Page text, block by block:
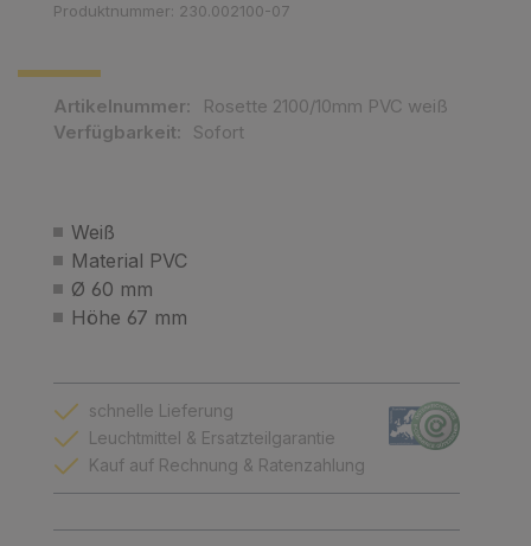
Weiß
Material PVC
Ø 60 mm
Höhe 67 mm
Artikelnummer:
Rosette 2100/10mm PVC weiß
Verfügbarkeit:
Sofort
Produktnummer: 230.002100-07
schnelle Lieferung
Leuchtmittel & Ersatzteilgarantie
Kauf auf Rechnung & Ratenzahlung